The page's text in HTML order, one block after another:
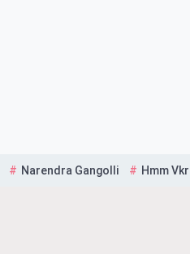
Narendra Gangolli Hmm Vkr